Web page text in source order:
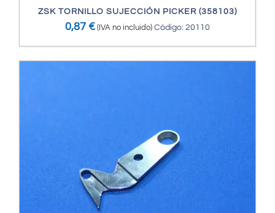
ZSK TORNILLO SUJECCIÓN PICKER (358103)
0,87 € (IVA no incluido) Código: 20110